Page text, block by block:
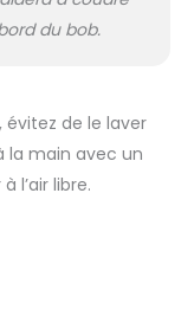
du bob.
évitez de le laver
la main avec un
l’air libre.